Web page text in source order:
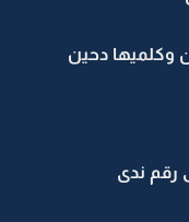
دحين
ندى